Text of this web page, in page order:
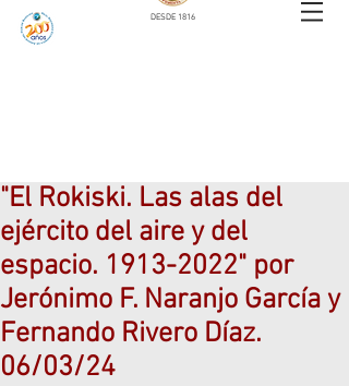
DESDE 1816
"El Rokiski. Las alas del
ejército del aire y del
espacio. 1913-2022" por
Jerónimo F. Naranjo García y
Fernando Rivero Díaz.
06/03/24